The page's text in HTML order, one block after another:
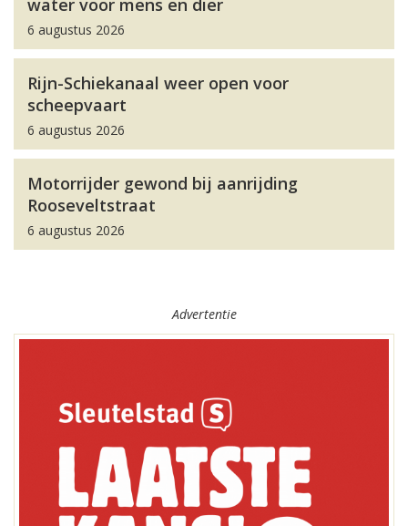
water voor mens en dier
6 augustus 2026
Rijn-Schiekanaal weer open voor
scheepvaart
6 augustus 2026
Motorrijder gewond bij aanrijding
Rooseveltstraat
6 augustus 2026
Advertentie